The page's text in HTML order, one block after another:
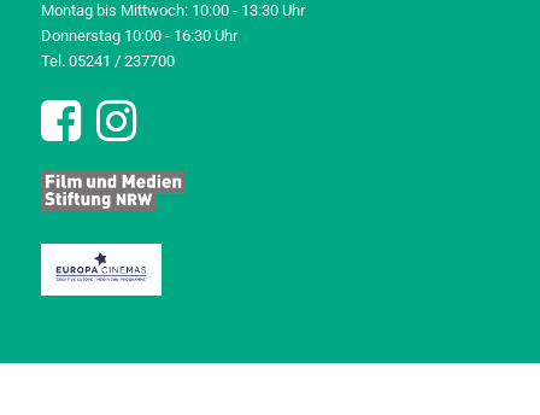
Montag bis Mittwoch: 10:00 - 13:30 Uhr
Donnerstag 10:00 - 16:30 Uhr
Tel. 05241 / 237700